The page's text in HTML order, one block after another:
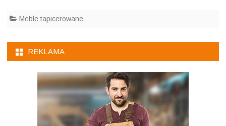
Meble tapicerowane
REKLAMA